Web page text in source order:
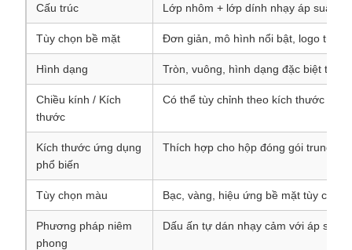
Cấu trúc Lớp nhôm + lớp dính nhạy áp suất +
Tùy chọn bề mặt Đơn giản, mô hình nổi bật, logo tùy
Hình dạng Tròn, vuông, hình dạng đặc biệt tùy
Chiều kính / Kích
thước
Có thể tùy chỉnh theo kích thước
Kích thước ứng dụng
phổ biến
Thích hợp cho hộp đóng gói trung
Tùy chọn màu Bạc, vàng, hiệu ứng bề mặt tùy chỉnh
Phương pháp niêm
phong
Dấu ấn tự dán nhạy cảm với áp suất